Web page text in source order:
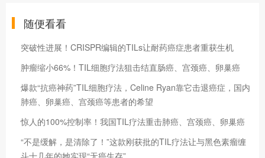
随便看看
突破性进展！CRISPR编辑的TILs让耐药癌症患者重获生机
肿瘤缩小66%！TIL细胞疗法狙击结直肠癌、宫颈癌、卵巢癌
爆款“抗癌神药”TIL细胞疗法，Celine Ryan靠它击退癌症，国内
肺癌、卵巢癌、宫颈癌等患者的希望
惊人的100%控制率！我国TIL疗法重击肺癌、宫颈癌、卵巢癌
“不是缓解，是清除了！”这款刚获批的TIL疗法让与黑色素瘤缠